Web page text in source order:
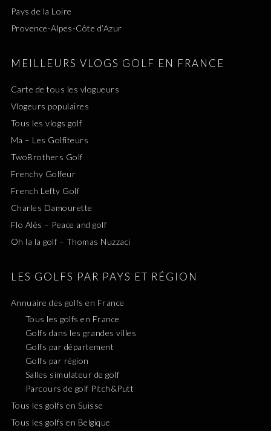
Pays de la Loire
Provence-Alpes-Côte d’Azur
MEILLEURS VLOGS GOLF EN FRANCE
Carte de tous les vlogueurs
Vlogeurs populaires
Tous les vlogs golf
Ma – Les Golfiteurs
TwoBrothers Golf
Frenchy Golfeur
French Lefty Golf
Charles Damourette
Flo Alès – Peace and golf
Oh la la golf – Thomas Nuzzaci
LES GOLFS PAR PAYS ET RÉGION
Annuaire des golfs en France
Tous les golfs en France
Golfs dans les grandes villes
Golfs par département
Golfs par région
Salles simulateur de golf
Parcours de golf Pitch&Putt
Tous les golfs en Suisse
Tous les golfs en Belgique